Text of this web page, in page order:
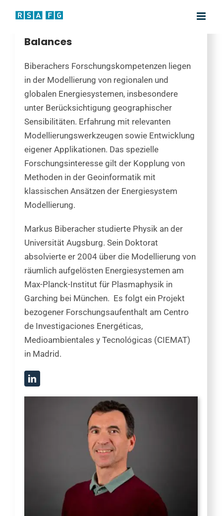
Inhalt
Balances
Biberachers Forschungskompetenzen liegen
in der Modellierung von regionalen und
globalen Energiesystemen, insbesondere
unter Berücksichtigung geographischer
Sensibilitäten. Erfahrung mit relevanten
Modellierungswerkzeugen sowie Entwicklung
eigener Applikationen. Das spezielle
Forschungsinteresse gilt der Kopplung von
Methoden in der Geoinformatik mit
klassischen Ansätzen der Energiesystem
Modellierung.
Markus Biberacher studierte Physik an der
Universität Augsburg. Sein Doktorat
absolvierte er 2004 über die Modellierung von
räumlich aufgelösten Energiesystemen am
Max-Planck-Institut für Plasmaphysik in
Garching bei München. Es folgt ein Projekt
bezogener Forschungsaufenthalt am Centro
de Investigaciones Energéticas,
Medioambientales y Tecnológicas (CIEMAT)
in Madrid.